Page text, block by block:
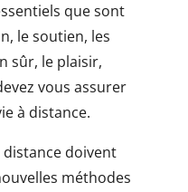
que sont
le soutien, les
sûr, le plaisir,
vous assurer
à distance.
distance doivent
méthodes